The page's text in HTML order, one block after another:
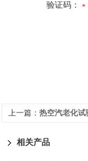
验证码：
上一篇： 热空汽老化试
相关产品